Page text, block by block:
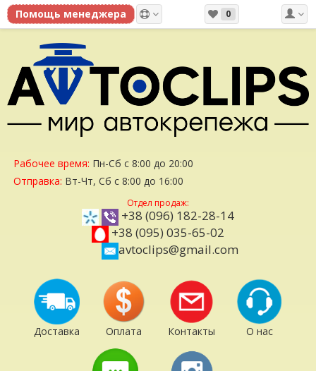
0
Рабочее время: Пн-Сб с 8:00 до 20:00
Отправка: Вт-Чт, Сб с 8:00 до 16:00
Отдел продаж:
+38 (096) 182-28-14
+38 (095) 035-65-02
avtoclips@gmail.com
Доставка Оплата Контакты О нас